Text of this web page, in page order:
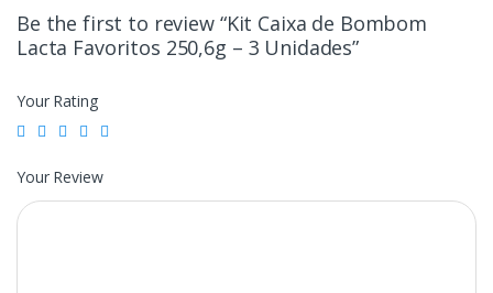
Be the first to review “Kit Caixa de Bombom
Lacta Favoritos 250,6g – 3 Unidades”
Your Rating
Your Review